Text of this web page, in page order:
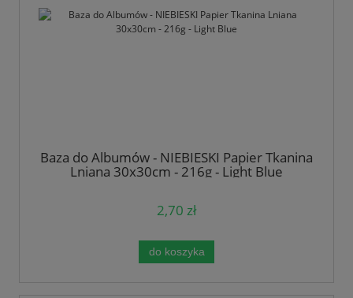
Baza do Albumów - NIEBIESKI Papier Tkanina
Lniana 30x30cm - 216g - Light Blue
2,70 zł
do koszyka